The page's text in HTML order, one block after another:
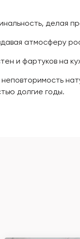
делая
атмосферу
и фартуков на
долгие годы.